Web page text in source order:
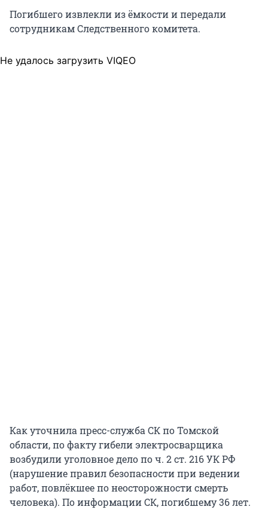
Погибшего извлекли из ёмкости и передали
сотрудникам Следственного комитета.
Не удалось загрузить VIQEO
Как уточнила пресс-служба СК по Томской
области, по факту гибели электросварщика
возбудили уголовное дело по ч. 2 ст. 216 УК РФ
(нарушение правил безопасности при ведении
работ, повлёкшее по неосторожности смерть
человека). По информации СК, погибшему 36 лет.